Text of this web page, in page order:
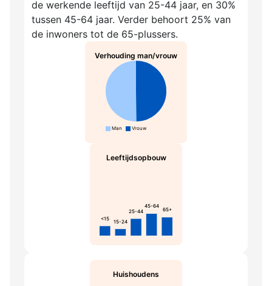
de werkende leeftijd van 25-44 jaar, en 30%
tussen 45-64 jaar. Verder behoort 25% van
de inwoners tot de 65-plussers.
Verhouding man/vrouw
Man Vrouw
Leeftijdsopbouw
<15 15-24
25-44
45-64
65+
Huishoudens